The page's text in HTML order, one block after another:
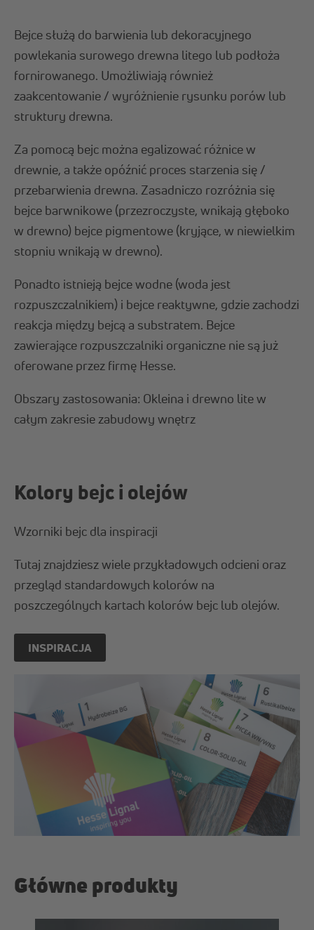
Bejce służą do barwienia lub dekoracyjnego
powlekania surowego drewna litego lub podłoża
fornirowanego. Umożliwiają również
zaakcentowanie / wyróżnienie rysunku porów lub
struktury drewna.
Za pomocą bejc można egalizować różnice w
drewnie, a także opóźnić proces starzenia się /
przebarwienia drewna. Zasadniczo rozróżnia się
bejce barwnikowe (przezroczyste, wnikają głęboko
w drewno) bejce pigmentowe (kryjące, w niewielkim
stopniu wnikają w drewno).
Ponadto istnieją bejce wodne (woda jest
rozpuszczalnikiem) i bejce reaktywne, gdzie zachodzi
reakcja między bejcą a substratem. Bejce
zawierające rozpuszczalniki organiczne nie są już
oferowane przez firmę Hesse.
Obszary zastosowania: Okleina i drewno lite w
całym zakresie zabudowy wnętrz
Kolory bejc i olejów
Wzorniki bejc dla inspiracji
Tutaj znajdziesz wiele przykładowych odcieni oraz
przegląd standardowych kolorów na
poszczególnych kartach kolorów bejc lub olejów.
INSPIRACJA
Główne produkty